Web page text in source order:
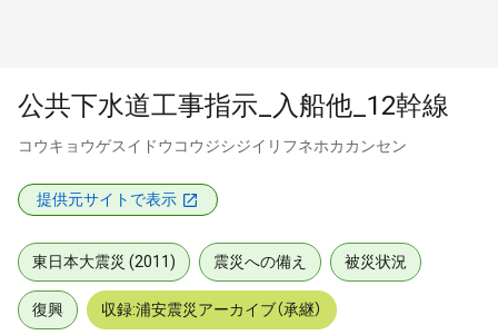
公共下水道工事指示_入船他_12幹線
コウキョウゲスイドウコウジシジイリフネホカカンセン
提供元サイトで表示
東日本大震災 (2011) 震災への備え 被災状況
復興 収録:浦安震災アーカイブ（承継）